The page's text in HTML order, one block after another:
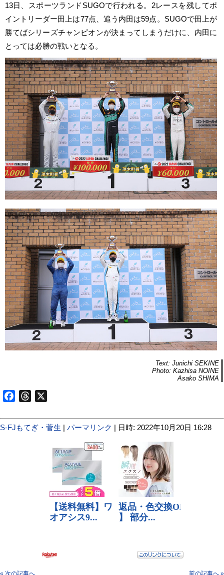
13日、スポーツランドSUGOで行われる。2レースを残してポ
イントリーダー田上は77点、追う内田は59点。SUGOで田上が
勝てばシリーズチャンピオンが決まってしまうだけに、内田に
とっては必勝の戦いとなる。
Text: Junichi SEKINE
Photo: Kazhisa NOINE
Asako SHIMA
FacebookThreads
S-FJもてぎ・菅生 | パーマリンク | 日時: 2022年10月20日 16:28
« 次の記事へ 前の記事へ »